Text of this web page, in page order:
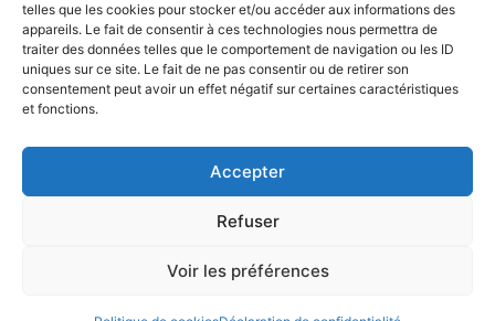
telles que les cookies pour stocker et/ou accéder aux informations des
appareils. Le fait de consentir à ces technologies nous permettra de
traiter des données telles que le comportement de navigation ou les ID
uniques sur ce site. Le fait de ne pas consentir ou de retirer son
consentement peut avoir un effet négatif sur certaines caractéristiques
et fonctions.
Accepter
Refuser
Voir les préférences
01 34 11 70 31
Mentions légales Politique de cookies
Déclaration de confidentialité